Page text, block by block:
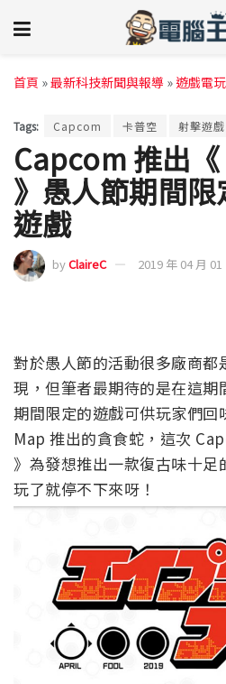
首頁 »最新科技新聞與報導 »遊戲電玩
Tags: Capcom 卡普空 射擊遊戲
Capcom 推出
》愚人節期間
遊戲
byClaireC 2019 年 04 月 01
對於愚人節的活動很多廠商都
現，但筆者最期待的是在這期
期間限定的遊戲可供玩家們
Map 推出的貪食蛇，這次
》為發想推出一款復古味十足
玩了就停不下來呀！